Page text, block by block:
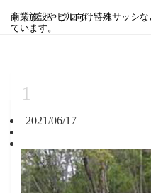
商業施設やビル向け特殊サッシ
ています。
トップ ブログ 1
1
2021/06/17